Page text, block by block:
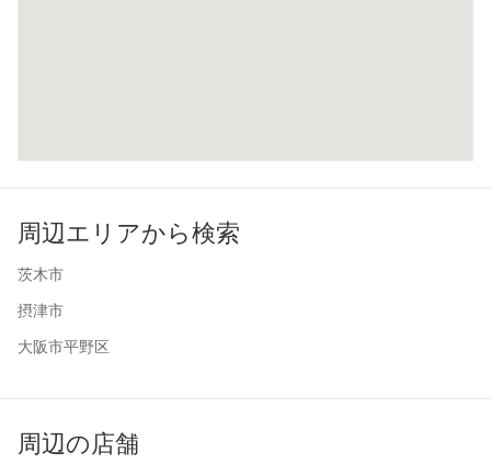
周辺エリアから検索
茨木市
摂津市
大阪市平野区
周辺の店舗